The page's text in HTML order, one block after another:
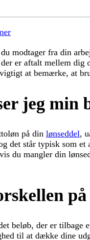
modtager fra din
er aftalt mellem dig
at bemærke, at
jeg min
på din lønseddel,
det står typisk som
du mangler din
beløb, der er tilbage
til at dække dine